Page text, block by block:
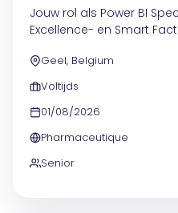
Jouw rol als Power BI
Excellence- en Smart
productieomgeving . Je
Geel, Belgium
Voltijds
01/08/2026
Pharmaceutique
Senior